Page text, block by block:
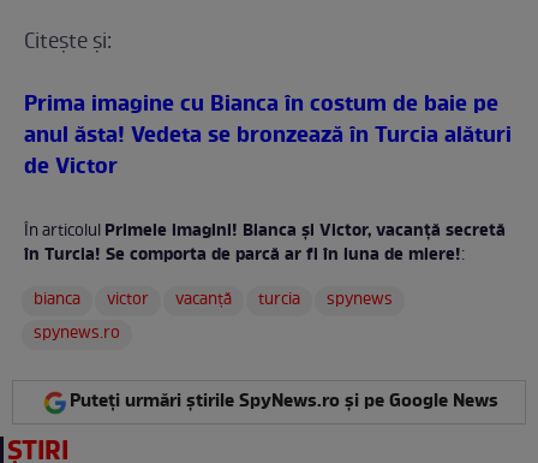
Citeşte şi:
Prima imagine cu Bianca în costum de baie pe
anul ăsta! Vedeta se bronzează în Turcia alături
de Victor
În articolulPrimele imagini! Bianca şi Victor, vacanţă secretă
în Turcia! Se comporta de parcă ar fi în luna de miere!:
bianca
victor vacanţă turcia
spynews
spynews.ro
Puteți urmări știrile SpyNews.ro și pe Google News
ȘTIRI